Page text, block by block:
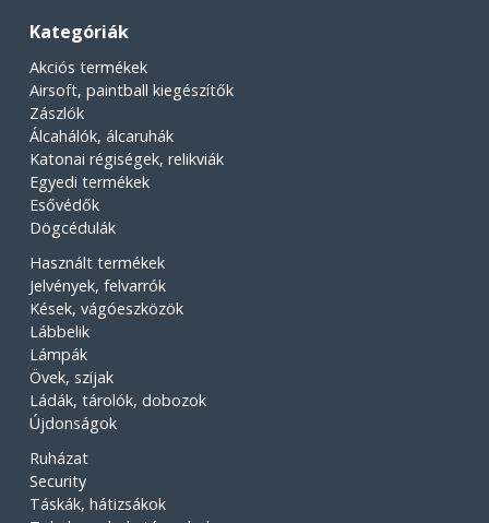
Kategóriák
Akciós termékek
Airsoft, paintball kiegészítők
Zászlók
Álcahálók, álcaruhák
Katonai régiségek, relikviák
Egyedi termékek
Esővédők
Dögcédulák
Használt termékek
Jelvények, felvarrók
Kések, vágóeszközök
Lábbelik
Lámpák
Övek, szíjak
Ládák, tárolók, dobozok
Újdonságok
Ruházat
Security
Táskák, hátizsákok